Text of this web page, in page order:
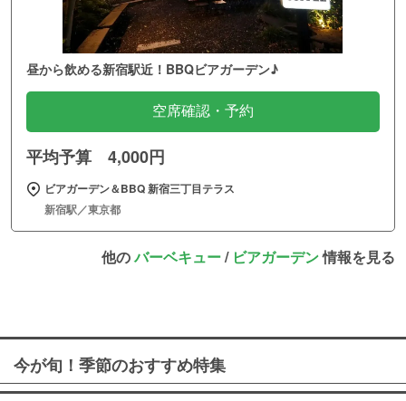
昼から飲める新宿駅近！BBQビアガーデン♪
空席確認・予約
平均予算 4,000円
ビアガーデン＆BBQ 新宿三丁目テラス
新宿駅／東京都
他のバーベキュー/ ビアガーデン情報を見る
今が旬！季節のおすすめ特集